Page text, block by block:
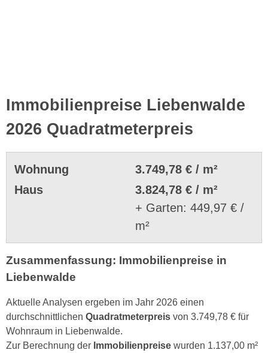
Immobilienpreise Liebenwalde
2026 Quadratmeterpreis
Wohnung
3.749,78 € / m²
Haus
3.824,78 € / m²
+ Garten: 449,97 € /
m²
Zusammenfassung: Immobilienpreise in
Liebenwalde
Aktuelle Analysen ergeben im Jahr 2026 einen
durchschnittlichen Quadratmeterpreis von 3.749,78 € für
Wohnraum in Liebenwalde.
Zur Berechnung der Immobilienpreise wurden 1.137,00 m²